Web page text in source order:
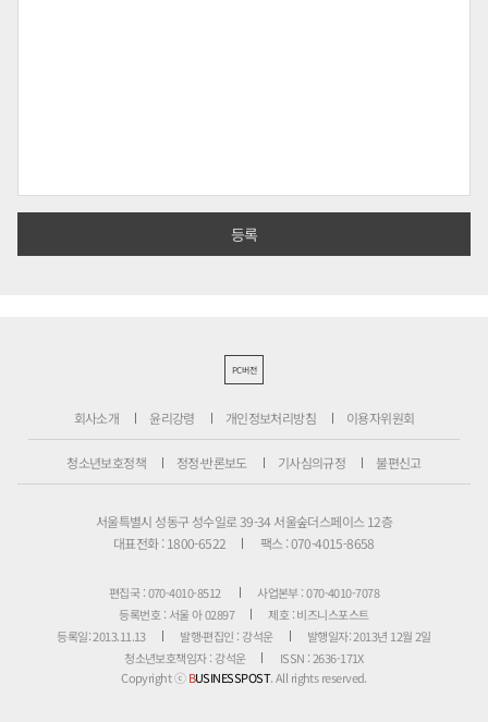
PC버전
회사소개 윤리강령 개인정보처리방침 이용자위원회
청소년보호정책 정정·반론보도 기사심의규정 불편신고
서울특별시 성동구 성수일로 39-34 서울숲더스페이스 12층
대표전화 : 1800-6522
팩스 : 070-4015-8658
편집국 : 070-4010-8512
사업본부 : 070-4010-7078
등록번호 : 서울 아 02897
제호 : 비즈니스포스트
등록일: 2013.11.13
발행·편집인 : 강석운
발행일자: 2013년 12월 2일
청소년보호책임자 : 강석운
ISSN : 2636-171X
Copyright ⓒBUSINESSPOST. All rights reserved.